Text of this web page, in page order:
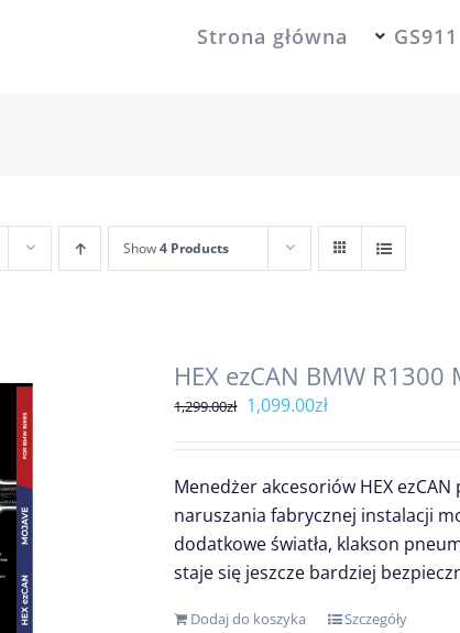
Strona główna GS911
Show4 Products
HEX ezCAN BMW R1300
1,299.00zł Pierwotna
1,299.00zł.
1,099.00złAktualna
1,099.00zł.
Menedżer akcesoriów HEX
naruszania fabrycznej instalacji
dodatkowe światła, klakson
staje się jeszcze bardziej
Dodaj do koszyka Szczegóły